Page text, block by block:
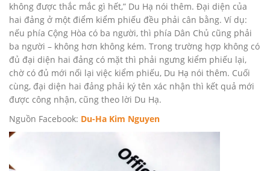
không được thắc mắc gì hết,” Du Hạ nói thêm. Đại diện của
hai đảng ở một điểm kiểm phiếu đều phải cân bằng. Ví dụ:
nếu phía Cộng Hòa có ba người, thì phía Dân Chủ cũng phải
ba người – không hơn không kém. Trong trường hợp không có
đủ đại diện hai đảng có mặt thì phải ngưng kiểm phiếu lại,
chờ có đủ mới nối lại việc kiểm phiếu, Du Hạ nói thêm. Cuối
cùng, đại diện hai đảng phải ký tên xác nhận thì kết quả mới
được công nhận, cũng theo lời Du Hạ.
Nguồn Facebook: Du-Ha Kim Nguyen